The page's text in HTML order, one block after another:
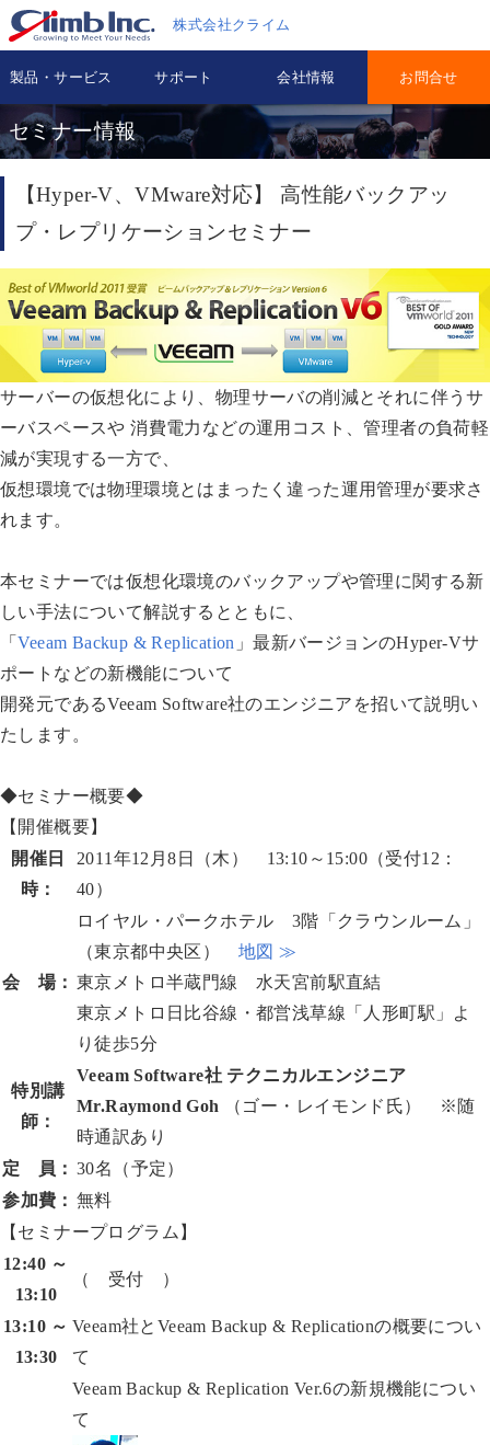
株式会社クライム
製品・サービス サポート 会社情報 お問合せ
セミナー情報
【Hyper-V、VMware対応】 高性能バックアッ
プ・レプリケーションセミナー
サーバーの仮想化により、物理サーバの削減とそれに伴うサ
ーバスペースや 消費電力などの運用コスト、管理者の負荷軽
減が実現する一方で、
仮想環境では物理環境とはまったく違った運用管理が要求さ
れます。
本セミナーでは仮想化環境のバックアップや管理に関する新
しい手法について解説するとともに、
「Veeam Backup & Replication 」最新バージョンのHyper-Vサ
ポートなどの新機能について
開発元であるVeeam Software社のエンジニアを招いて説明い
たします。
◆セミナー概要◆
【開催概要】
開催日
時：
2011年12月8日（木） 13:10～15:00（受付12：
40）
会 場：
ロイヤル・パークホテル 3階「クラウンルーム」
（東京都中央区） 地図 ≫
東京メトロ半蔵門線 水天宮前駅直結
東京メトロ日比谷線・都営浅草線「人形町駅」よ
り徒歩5分
特別講
師：
Veeam Software社 テクニカルエンジニア
Mr.Raymond Goh
（ゴー・レイモンド氏） ※随
時通訳あり
定 員： 30名（予定）
参加費： 無料
【セミナープログラム】
12:40 ～
13:10
（ 受付 ）
13:10 ～
13:30
Veeam社とVeeam Backup & Replicationの概要につい
て
Veeam Backup & Replication Ver.6の新規機能につい
て